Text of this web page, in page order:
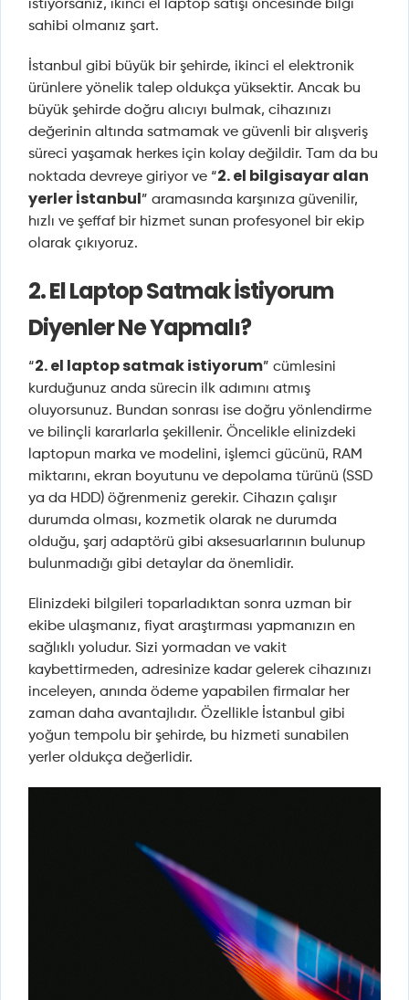
istiyorsanız, ikinci el laptop satışı öncesinde bilgi
sahibi olmanız şart.
İstanbul gibi büyük bir şehirde, ikinci el elektronik
ürünlere yönelik talep oldukça yüksektir. Ancak bu
büyük şehirde doğru alıcıyı bulmak, cihazınızı
değerinin altında satmamak ve güvenli bir alışveriş
süreci yaşamak herkes için kolay değildir. Tam da bu
noktada devreye giriyor ve “2. el bilgisayar alan
yerler İstanbul” aramasında karşınıza güvenilir,
hızlı ve şeffaf bir hizmet sunan profesyonel bir ekip
olarak çıkıyoruz.
2. El Laptop Satmak İstiyorum
Diyenler Ne Yapmalı?
“2. el laptop satmak istiyorum” cümlesini
kurduğunuz anda sürecin ilk adımını atmış
oluyorsunuz. Bundan sonrası ise doğru yönlendirme
ve bilinçli kararlarla şekillenir. Öncelikle elinizdeki
laptopun marka ve modelini, işlemci gücünü, RAM
miktarını, ekran boyutunu ve depolama türünü (SSD
ya da HDD) öğrenmeniz gerekir. Cihazın çalışır
durumda olması, kozmetik olarak ne durumda
olduğu, şarj adaptörü gibi aksesuarlarının bulunup
bulunmadığı gibi detaylar da önemlidir.
Elinizdeki bilgileri toparladıktan sonra uzman bir
ekibe ulaşmanız, fiyat araştırması yapmanızın en
sağlıklı yoludur. Sizi yormadan ve vakit
kaybettirmeden, adresinize kadar gelerek cihazınızı
inceleyen, anında ödeme yapabilen firmalar her
zaman daha avantajlıdır. Özellikle İstanbul gibi
yoğun tempolu bir şehirde, bu hizmeti sunabilen
yerler oldukça değerlidir.